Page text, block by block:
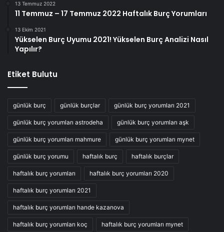
13 Temmuz 2022
11 Temmuz – 17 Temmuz 2022 Haftalık Burç Yorumları
13 Ekim 2021
Yükselen Burç Uyumu 2021! Yükselen Burç Analizi Nasıl
Yapılır?
Etiket Bulutu
günlük burç günlük burçlar günlük burç yorumları 2021
günlük burç yorumları astrodeha günlük burç yorumları aşk
günlük burç yorumları mahmure günlük burç yorumları mynet
günlük burç yorumu haftalık burç haftalık burçlar
haftalık burç yorumları haftalık burç yorumları 2020
haftalık burç yorumları 2021
haftalık burç yorumları hande kazanova
haftalık burç yorumları koç haftalık burç yorumları mynet